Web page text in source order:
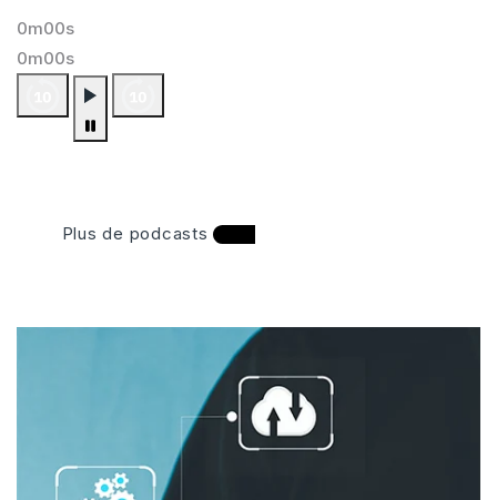
0m00s
0m00s
Plus de podcasts